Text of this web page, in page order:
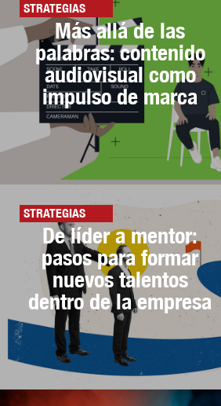
STRATEGIAS
Más allá de las
palabras: contenido
audiovisual como
impulso de marca
STRATEGIAS
De líder a mentor:
pasos para formar
nuevos talentos
dentro de la empresa